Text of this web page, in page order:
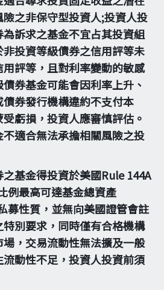
之非保守型投資人;投資人投
訴求之基金不宜占其投資組
投資等級債券之信用評等未
評等，且對利率變動的敏感
券基金可能會因利率上升、
券發行機構違約不支付本
虧損，投資人應審慎評估。
適合無法承擔相關風險之投
基金得投資於美國Rule 144A
例最高可達基金總資產
募性質，並無向美國證管會註
別要求，同時僅有合格機構
，交易流動性無法擴及一般
動性不足，投資人投資前須